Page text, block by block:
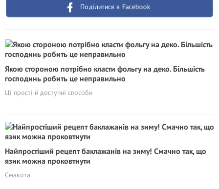
Поділитися в Facebook
Якою стороною потрібно класти фольгу на деко. Більшість
господинь робить це неправильно
Ці прості й доступні способи
Найпростіший рецепт баклажанів на зиму! Смачно так, що
язик можна проковтнути
Смакота